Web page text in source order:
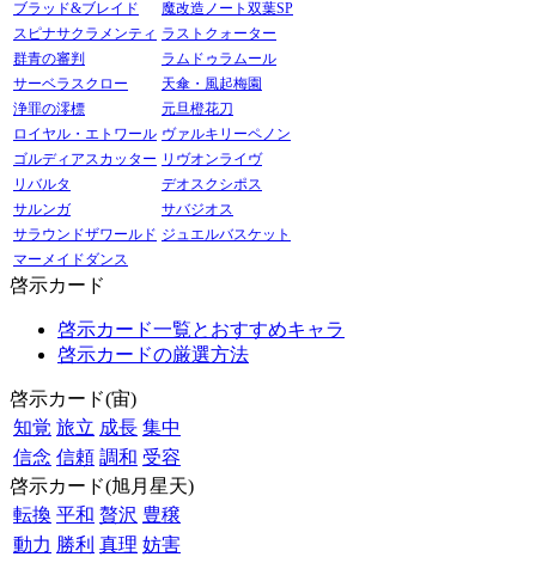
ブラッド&ブレイド
魔改造ノート双葉SP
スピナサクラメンティ ラストクォーター
群青の審判
ラムドゥラムール
サーベラスクロー
天傘・風起梅園
浄罪の澪標
元旦橙花刀
ロイヤル・エトワール ヴァルキリーペノン
ゴルディアスカッター リヴオンライヴ
リバルタ
デオスクシポス
サルンガ
サバジオス
サラウンドザワールド ジュエルバスケット
マーメイドダンス
啓示カード
啓示カード一覧とおすすめキャラ
啓示カードの厳選方法
啓示カード(宙)
知覚 旅立 成長 集中
信念 信頼 調和 受容
啓示カード(旭月星天)
転換 平和 贅沢 豊穣
動力 勝利 真理 妨害